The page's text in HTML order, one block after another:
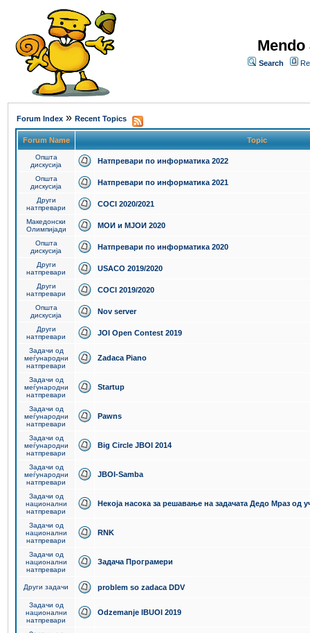
Search
Forum Index » Recent Topics
Forum Name Topic
Општа
дискусија
Натпревари по информатика 2022
Општа
дискусија
Натпревари по информатика 2021
Други
натпревари
COCI 2020/2021
Македонски
Олимпијади
МОИ и МЈОИ 2020
Општа
дискусија
Натпревари по информатика 2020
Други
натпревари
USACO 2019/2020
Други
натпревари
COCI 2019/2020
Општа
дискусија
Nov server
Други
натпревари
JOI Open Contest 2019
Задачи од
меѓународни
натпревари
Zadaca Piano
Задачи од
меѓународни
натпревари
Startup
Задачи од
меѓународни
натпревари
Pawns
Задачи од
меѓународни
натпревари
Big Circle JBOI 2014
Задачи од
меѓународни
натпревари
JBOI-Samba
Задачи од
национални
натпревари
Некоја насока за решавање на задачата Дедо Мраз од
Задачи од
национални
натпревари
RNK
Задачи од
национални
натпревари
Задача Програмери
Други задачи problem so zadaca DDV
Задачи од
национални
натпревари
Odzemanje IBUOI 2019